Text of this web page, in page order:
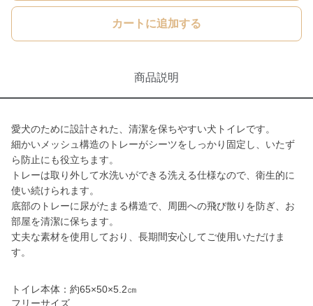
カートに追加する
商品説明
愛犬のために設計された、清潔を保ちやすい犬トイレです。
細かいメッシュ構造のトレーがシーツをしっかり固定し、いたず
ら防止にも役立ちます。
トレーは取り外して水洗いができる洗える仕様なので、衛生的に
使い続けられます。
底部のトレーに尿がたまる構造で、周囲への飛び散りを防ぎ、お
部屋を清潔に保ちます。
丈夫な素材を使用しており、長期間安心してご使用いただけま
す。
トイレ本体：約65×50×5.2㎝
フリーサイズ